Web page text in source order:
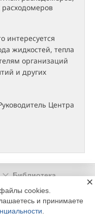
расходомеров
интересуется
жидкостей, тепла
организаций
и других
Центра
Библиотека
Реклама
cookies.
и принимаете
×